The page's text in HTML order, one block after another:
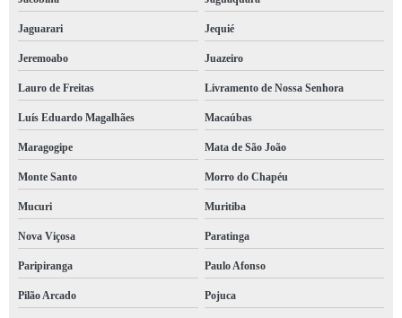
Jaguarari Jequié
Jeremoabo Juazeiro
Lauro de Freitas Livramento de Nossa Senhora
Luís Eduardo Magalhães Macaúbas
Maragogipe Mata de São João
Monte Santo Morro do Chapéu
Mucuri Muritiba
Nova Viçosa Paratinga
Paripiranga Paulo Afonso
Pilão Arcado Pojuca